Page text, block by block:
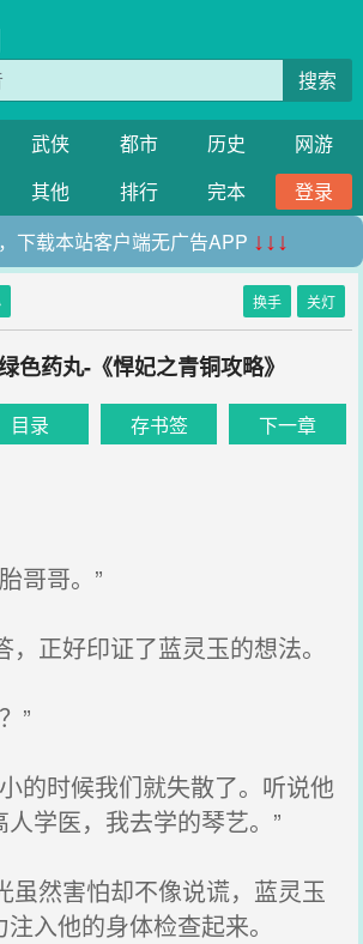
搜索
武侠 都市 历史
网游
其他 排行 完本
登录
下载本站客户端无广告APP ↓↓↓
换手 关灯
色药丸-《悍妃之青铜攻略》
目录 存书签 下一章
哥哥。”
正好印证了蓝灵玉的想法。
”
的时候我们就失散了。听说他
学医，我去学的琴艺。”
然害怕却不像说谎，蓝灵玉
入他的身体检查起来。